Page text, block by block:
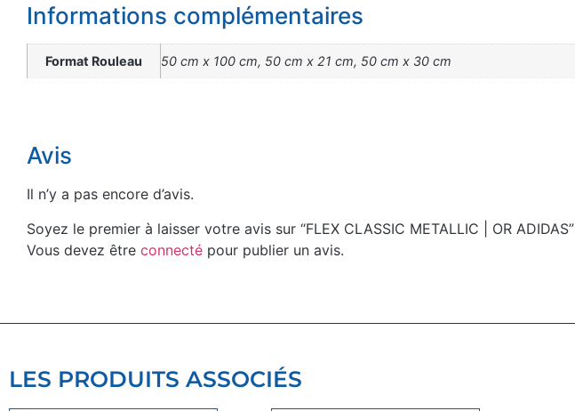
Informations complémentaires
Format Rouleau 50 cm x 100 cm, 50 cm x 21 cm, 50 cm x 30 cm
Avis
Il n’y a pas encore d’avis.
Soyez le premier à laisser votre avis sur “FLEX CLASSIC METALLIC | OR ADIDAS”
Vous devez être connecté pour publier un avis.
LES PRODUITS ASSOCIÉS